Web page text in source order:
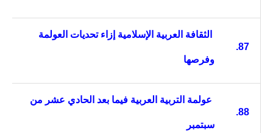
87.
الثقافة العربية الإسلامية إزاء تحديات العولمة
وفرصها
88.
عولمة التربية العربية فيما بعد الحادي عشر من
سبتمبر